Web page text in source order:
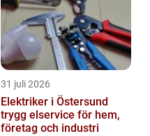
31 juli 2026
Elektriker i Östersund
trygg elservice för hem,
företag och industri